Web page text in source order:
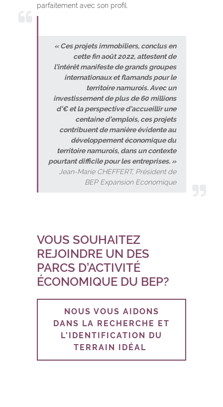
parfaitement avec son profil.
« Ces projets immobiliers, conclus en
cette fin août 2022, attestent de
l’intérêt manifeste de grands groupes
internationaux et flamands pour le
territoire namurois. Avec un
investissement de plus de 60 millions
d’€ et la perspective d’accueillir une
centaine d’emplois, ces projets
contribuent de manière évidente au
développement économique du
territoire namurois, dans un contexte
pourtant difficile pour les entreprises. »
Jean-Marie CHEFFERT, Président de
BEP Expansion Economique
VOUS SOUHAITEZ
REJOINDRE UN DES
PARCS D’ACTIVITÉ
ÉCONOMIQUE DU BEP?
NOUS VOUS AIDONS
DANS LA RECHERCHE ET
L’IDENTIFICATION DU
TERRAIN IDÉAL